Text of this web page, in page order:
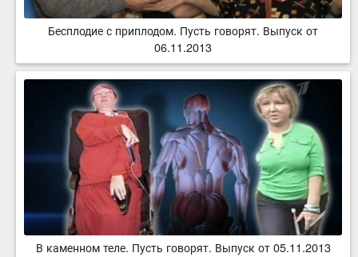
Бесплодие с приплодом. Пусть говорят. Выпуск от
06.11.2013
В каменном теле. Пусть говорят. Выпуск от 05.11.2013